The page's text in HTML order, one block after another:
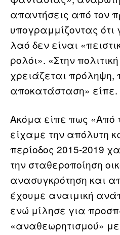
απαντήσεις από τον
υπογραμμίζοντας ότι
λαό δεν είναι
ρολόι». «Στην
χρειάζεται πρόληψη,
αποκατάσταση» είπε.
Ακόμα είπε πως «Από
είχαμε την απόλυτη
περίοδος 2015-2019
την σταθεροποίηση
ανασυγκρότηση και
έχουμε αναιμική
ενώ μίλησε για
«αναθεωρητισμού»